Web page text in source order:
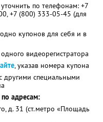
по телефонам: +7
+7 (800) 333-05-45 (для
купонов для себя и в
видеорегистратора
, указав номера купона
другими специальными
адресам:
д. 31 (ст.метро «Площадь